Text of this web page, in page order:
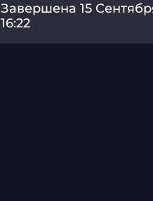
Завершена 15
16:22